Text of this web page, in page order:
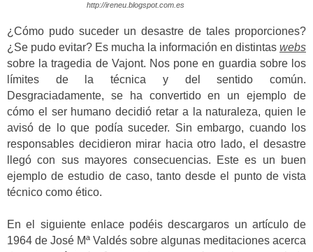
http://ireneu.blogspot.com.es
¿Cómo pudo suceder un desastre de tales proporciones?
¿Se pudo evitar? Es mucha la información en distintas webs
sobre la tragedia de Vajont. Nos pone en guardia sobre los
límites de la técnica y del sentido común.
Desgraciadamente, se ha convertido en un ejemplo de
cómo el ser humano decidió retar a la naturaleza, quien le
avisó de lo que podía suceder. Sin embargo, cuando los
responsables decidieron mirar hacia otro lado, el desastre
llegó con sus mayores consecuencias. Este es un buen
ejemplo de estudio de caso, tanto desde el punto de vista
técnico como ético.
En el siguiente enlace podéis descargaros un artículo de
1964 de José Mª Valdés sobre algunas meditaciones acerca